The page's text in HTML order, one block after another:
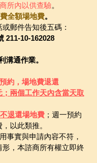
所內以供查驗。
全額場地費。
郵件告知後五碼：
211-10-162028
溝通作業。
約，場地費退還
兩個工作天內含當天取
退還場地費；週一預約
以此類推。
事實與申請內容不符，
，本諮商所有權立即終